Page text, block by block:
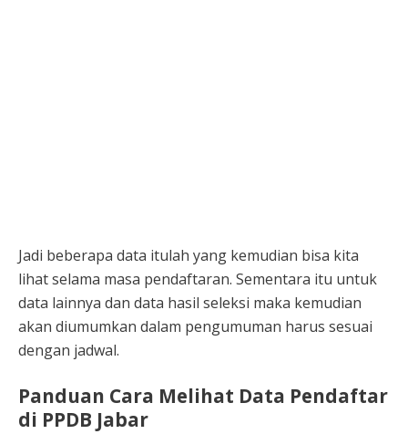
Jadi beberapa data itulah yang kemudian bisa kita
lihat selama masa pendaftaran. Sementara itu untuk
data lainnya dan data hasil seleksi maka kemudian
akan diumumkan dalam pengumuman harus sesuai
dengan jadwal.
Panduan Cara Melihat Data Pendaftar
di PPDB Jabar